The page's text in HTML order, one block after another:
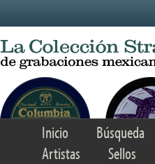
Inicio Búsqueda
Artistas
Sellos